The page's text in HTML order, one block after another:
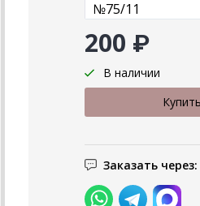
200 ₽
В наличии
Заказать через: